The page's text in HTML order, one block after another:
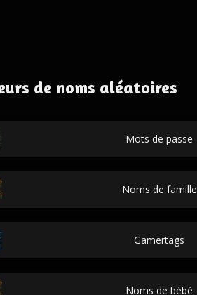
de noms aléatoires
Mots de passe
Noms de famille
Gamertags
Noms de bébé